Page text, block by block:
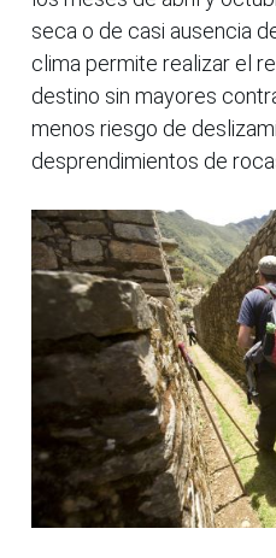
seca o de casi ausencia
clima permite realizar el
destino sin mayores
menos riesgo de
desprendimientos de